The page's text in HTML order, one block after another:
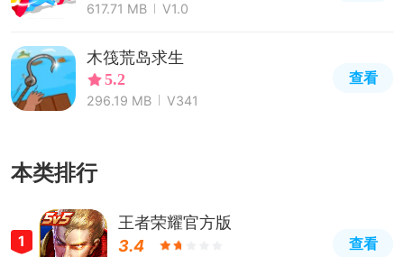
617.71 MB V1.0
木筏荒岛求生
5.2
296.19 MB V341
查看
本类排行
1
王者荣耀官方版
3.4
查看